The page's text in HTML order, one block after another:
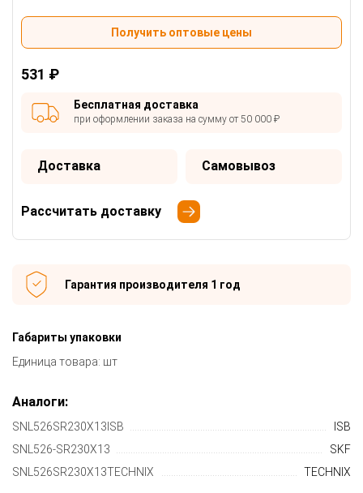
Получить оптовые цены
531 ₽
Бесплатная доставка
при оформлении заказа на сумму от 50 000 ₽
Доставка Самовывоз
Рассчитать доставку
Гарантия производителя 1 год
Габариты упаковки
Единица товара: шт
Аналоги:
SNL526SR230X13ISB
ISB
SNL526-SR230X13
SKF
SNL526SR230X13TECHNIX
TECHNIX